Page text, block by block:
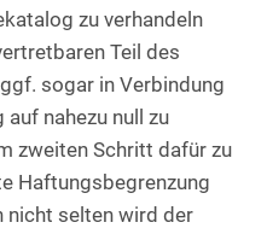
zu verhandeln
Teil des
sogar in Verbindung
nahezu null zu
zweiten Schritt dafür zu
Haftungsbegrenzung
nicht selten wird der